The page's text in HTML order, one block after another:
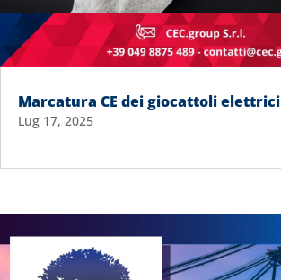
Marcatura CE dei giocattoli elettrici
Lug 17, 2025